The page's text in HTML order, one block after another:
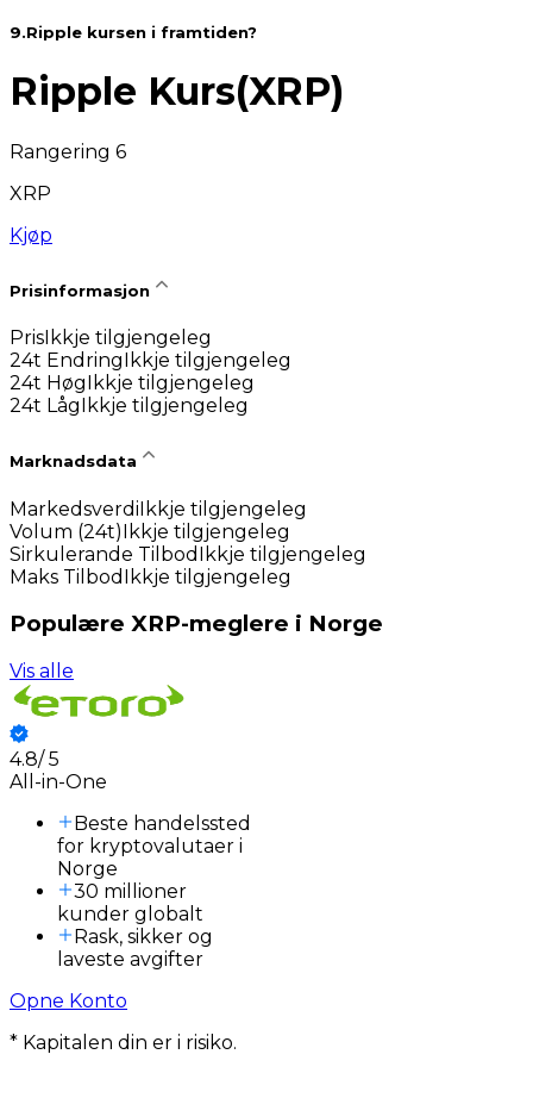
9.Ripple kursen i framtiden?
Ripple Kurs(XRP)
Rangering 6
XRP
Kjøp
Prisinformasjon
Pris Ikkje tilgjengeleg
24t Endring Ikkje tilgjengeleg
24t Høg Ikkje tilgjengeleg
24t Låg Ikkje tilgjengeleg
Marknadsdata
MarkedsverdiIkkje tilgjengeleg
Volum (24t)Ikkje tilgjengeleg
Sirkulerande Tilbod Ikkje tilgjengeleg
Maks Tilbod Ikkje tilgjengeleg
Populære XRP-meglere i Norge
Vis alle
4.8/5
All-in-One
Beste handelssted
for kryptovalutaer i
Norge
30 millioner
kunder globalt
Rask, sikker og
laveste avgifter
Opne Konto
* Kapitalen din er i risiko.